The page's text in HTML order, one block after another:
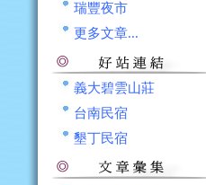
瑞豐夜市
更多文章...
義大碧雲山莊
台南民宿
墾丁民宿